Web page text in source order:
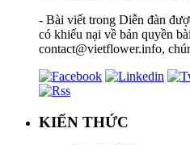
- Bài viết trong Diễn đàn
có khiếu nại về bản quyền
contact@vietflower.info,
KIẾN THỨC